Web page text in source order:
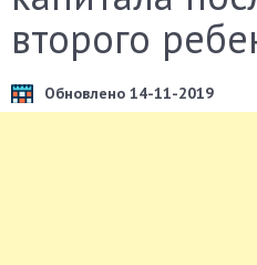
второго
Обновлено 14-11-2019